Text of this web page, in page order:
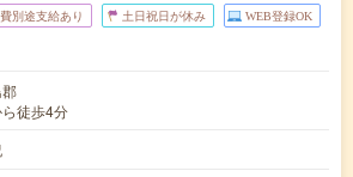
別途支給あり 土日祝日が休み WEB登録OK
徒歩4分